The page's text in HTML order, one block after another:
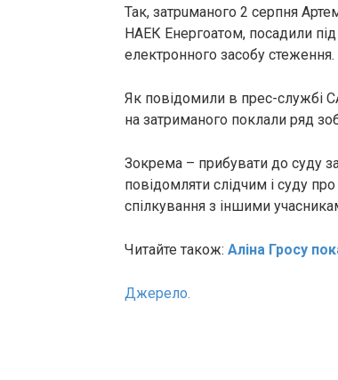
Так, затрuманого 2 серпня
НАЕК Енергоaтом, посaдили
електронного засобу стеження.
Як повідомили в прес-службі
на затриманого поклали ряд
Зокрема – прибувати до суду
повідомляти слідчим і суду
спілкування з іншими
Читайте також: Аліна Гросу
Джерело.